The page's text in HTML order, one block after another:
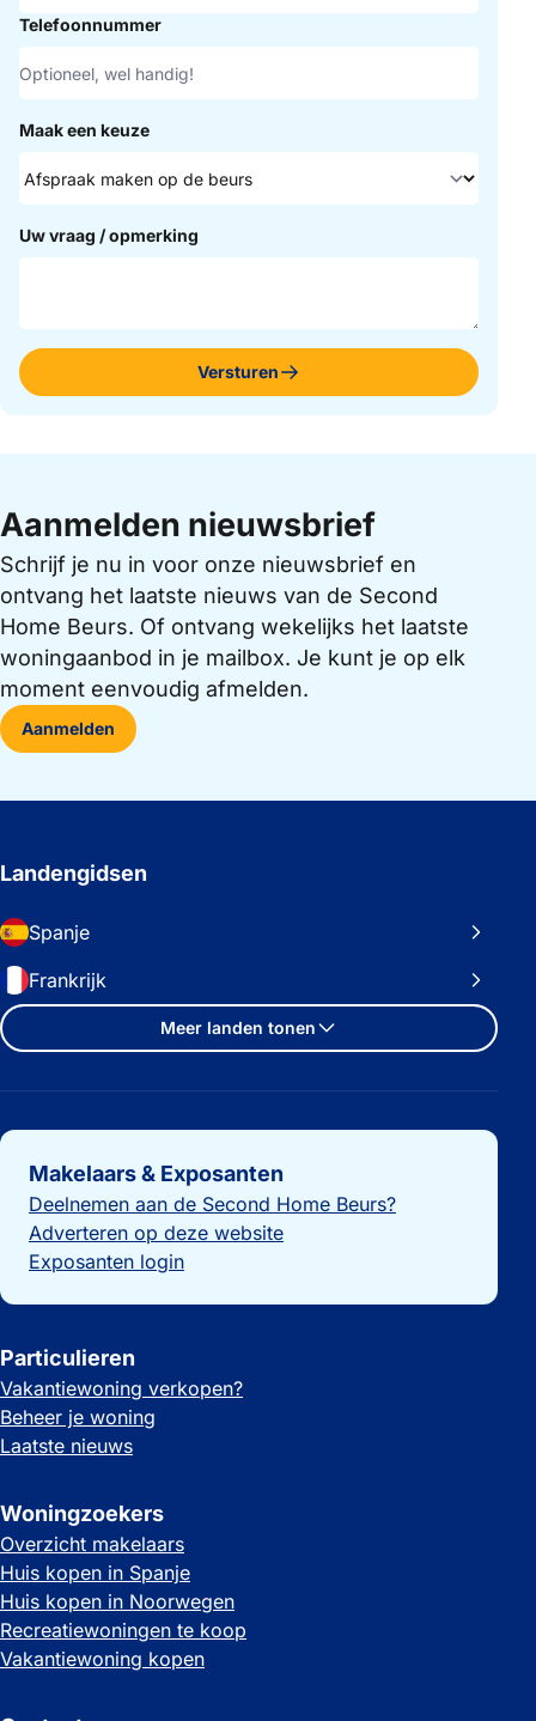
Telefoonnummer
Maak een keuze
Uw vraag / opmerking
Versturen
Aanmelden nieuwsbrief
Schrijf je nu in voor onze nieuwsbrief en
ontvang het laatste nieuws van de Second
Home Beurs. Of ontvang wekelijks het laatste
woningaanbod in je mailbox. Je kunt je op elk
moment eenvoudig afmelden.
Aanmelden
Landengidsen
Spanje
Frankrijk
Meer landen tonen
Belangrijke links
Makelaars & Exposanten
Deelnemen aan de Second Home Beurs?
Adverteren op deze website
Exposanten login
Particulieren
Vakantiewoning verkopen?
Beheer je woning
Laatste nieuws
Woningzoekers
Overzicht makelaars
Huis kopen in Spanje
Huis kopen in Noorwegen
Recreatiewoningen te koop
Vakantiewoning kopen